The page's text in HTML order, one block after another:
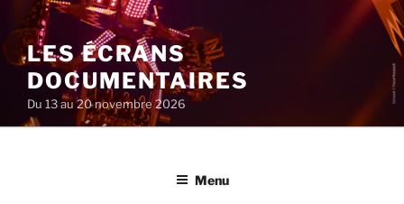
au
contenu
principal
LES ÉCRANS
DOCUMENTAIRES
Du 13 au 20 novembre 2026
Menu